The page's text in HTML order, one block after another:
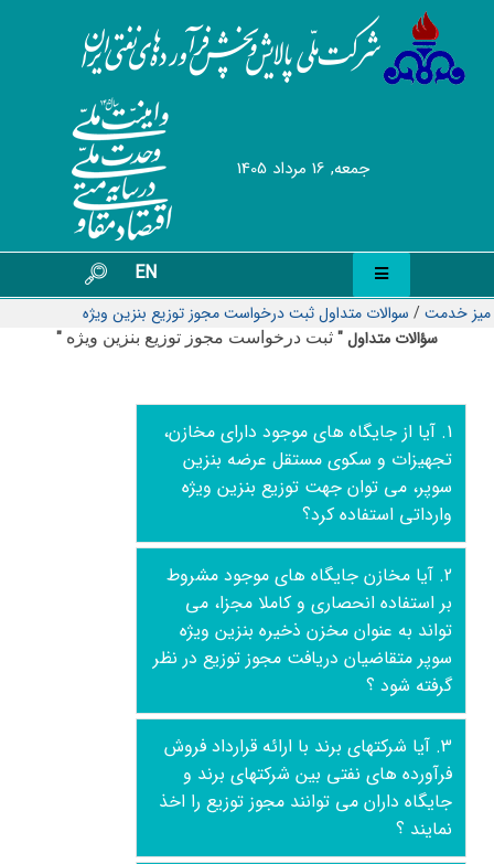
جمعه, 16 مرداد 1405
EN
میز خدمت/ سوالات متداول ثبت درخواست مجوز توزیع بنزین ویژه
سؤالات متداول " ثبت درخواست مجوز توزیع بنزین ویژه "
1. آیا از جایگاه های موجود دارای مخازن،
تجهیزات و سکوی مستقل عرضه بنزین
سوپر، می توان جهت توزیع بنزین ویژه
وارداتی استفاده کرد؟
2. آیا مخازن جایگاه های موجود مشروط
بر استفاده انحصاری و کاملا مجزا، می
تواند به عنوان مخزن ذخیره بنزین ویژه
سوپر متقاضیان دریافت مجوز توزیع در نظر
گرفته شود ؟
3. آیا شرکتهای برند با ارائه قرارداد فروش
فرآورده های نفتی بین شرکتهای برند و
جایگاه داران می توانند مجوز توزیع را اخذ
نمایند ؟